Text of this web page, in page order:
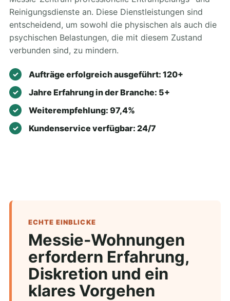
Reinigungsdienste an. Diese Dienstleistungen sind
entscheidend, um sowohl die physischen als auch die
psychischen Belastungen, die mit diesem Zustand
verbunden sind, zu mindern.
Aufträge erfolgreich ausgeführt: 120+
Jahre Erfahrung in der Branche: 5+
Weiterempfehlung: 97,4%
Kundenservice verfügbar: 24/7
ECHTE EINBLICKE
Messie-Wohnungen
erfordern Erfahrung,
Diskretion und ein
klares Vorgehen